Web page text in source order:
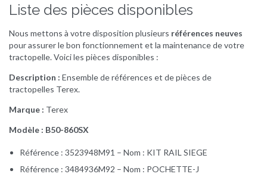
Liste des pièces disponibles
Nous mettons à votre disposition plusieurs références neuves
pour assurer le bon fonctionnement et la maintenance de votre
tractopelle. Voici les pièces disponibles :
Description : Ensemble de références et de pièces de
tractopelles Terex.
Marque : Terex
Modèle : B50-860SX
Référence : 3523948M91 – Nom : KIT RAIL SIEGE
Référence : 3484936M92 – Nom : POCHETTE-J